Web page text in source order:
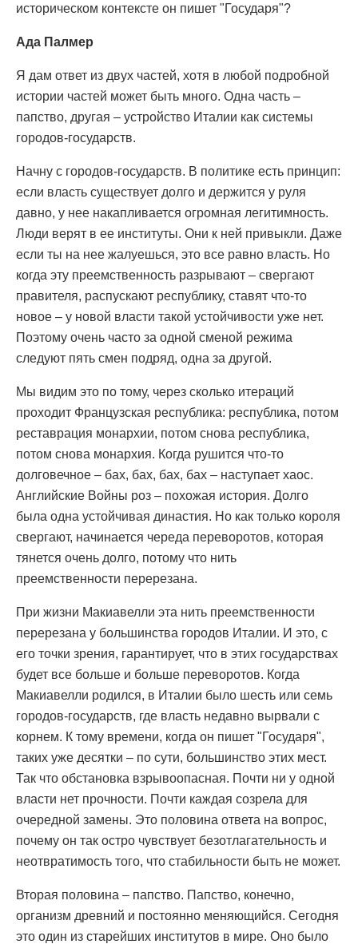
историческом контексте он пишет "Государя"?
Ада Палмер
Я дам ответ из двух частей, хотя в любой подробной
истории частей может быть много. Одна часть –
папство, другая – устройство Италии как системы
городов-государств.
Начну с городов-государств. В политике есть принцип:
если власть существует долго и держится у руля
давно, у нее накапливается огромная легитимность.
Люди верят в ее институты. Они к ней привыкли. Даже
если ты на нее жалуешься, это все равно власть. Но
когда эту преемственность разрывают – свергают
правителя, распускают республику, ставят что-то
новое – у новой власти такой устойчивости уже нет.
Поэтому очень часто за одной сменой режима
следуют пять смен подряд, одна за другой.
Мы видим это по тому, через сколько итераций
проходит Французская республика: республика, потом
реставрация монархии, потом снова республика,
потом снова монархия. Когда рушится что-то
долговечное – бах, бах, бах, бах – наступает хаос.
Английские Войны роз – похожая история. Долго
была одна устойчивая династия. Но как только короля
свергают, начинается череда переворотов, которая
тянется очень долго, потому что нить
преемственности перерезана.
При жизни Макиавелли эта нить преемственности
перерезана у большинства городов Италии. И это, с
его точки зрения, гарантирует, что в этих государствах
будет все больше и больше переворотов. Когда
Макиавелли родился, в Италии было шесть или семь
городов-государств, где власть недавно вырвали с
корнем. К тому времени, когда он пишет "Государя",
таких уже десятки – по сути, большинство этих мест.
Так что обстановка взрывоопасная. Почти ни у одной
власти нет прочности. Почти каждая созрела для
очередной замены. Это половина ответа на вопрос,
почему он так остро чувствует безотлагательность и
неотвратимость того, что стабильности быть не может.
Вторая половина – папство. Папство, конечно,
организм древний и постоянно меняющийся. Сегодня
это один из старейших институтов в мире. Оно было